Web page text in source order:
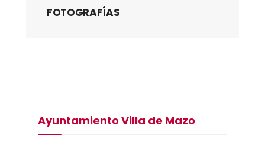
FOTOGRAFÍAS
Ayuntamiento Villa de Mazo